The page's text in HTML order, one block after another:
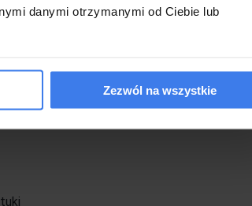
danymi otrzymanymi od Ciebie lub
Zezwól na wszystkie